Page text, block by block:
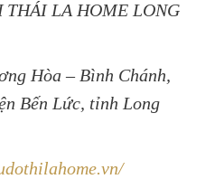
LA HOME LONG
Hòa – Bình Chánh,
Bến Lức, tỉnh Long